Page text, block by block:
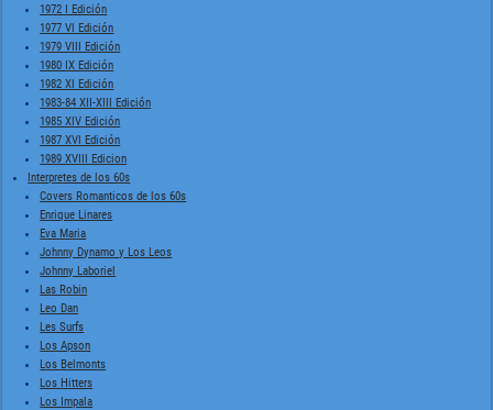
1972 I Edición
1977 VI Edición
1979 VIII Edición
1980 IX Edición
1982 XI Edición
1983-84 XII-XIII Edición
1985 XIV Edición
1987 XVI Edición
1989 XVIII Edicion
Interpretes de los 60s
Covers Romanticos de los 60s
Enrique Linares
Eva Maria
Johnny Dynamo y Los Leos
Johnny Laboriel
Las Robin
Leo Dan
Les Surfs
Los Apson
Los Belmonts
Los Hitters
Los Impala